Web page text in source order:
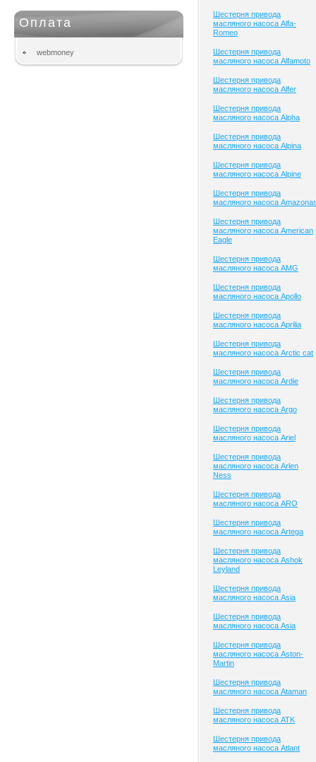
Оплата
webmoney
Шестерня привода
масляного насоса Alfa-
Romeo
Шестерня привода
масляного насоса Alfamoto
Шестерня привода
масляного насоса Alfer
Шестерня привода
масляного насоса Alpha
Шестерня привода
масляного насоса Alpina
Шестерня привода
масляного насоса Alpine
Шестерня привода
масляного насоса
Шестерня привода
масляного насоса American
Eagle
Шестерня привода
масляного насоса AMG
Шестерня привода
масляного насоса Apollo
Шестерня привода
масляного насоса Aprilia
Шестерня привода
масляного насоса Arctic cat
Шестерня привода
масляного насоса Ardie
Шестерня привода
масляного насоса Argo
Шестерня привода
масляного насоса Ariel
Шестерня привода
масляного насоса Arlen
Ness
Шестерня привода
масляного насоса ARO
Шестерня привода
масляного насоса Artega
Шестерня привода
масляного насоса Ashok
Leyland
Шестерня привода
масляного насоса Asia
Шестерня привода
масляного насоса Asia
Шестерня привода
масляного насоса Aston-
Martin
Шестерня привода
масляного насоса Ataman
Шестерня привода
масляного насоса ATK
Шестерня привода
масляного насоса Atlant